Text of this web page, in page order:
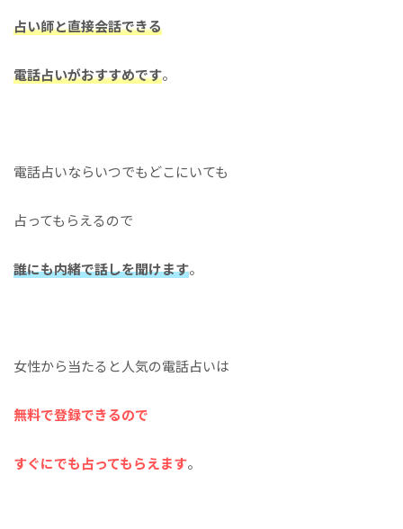
占い師と直接会話できる
電話占いがおすすめです。
電話占いならいつでもどこにいても
占ってもらえるので
誰にも内緒で話しを聞けます。
女性から当たると人気の電話占いは
無料で登録できるので
すぐにでも占ってもらえます。